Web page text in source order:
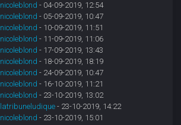
nicoleblond - 04-09-2019, 12:54
nicoleblond - 05-09-2019, 10:47
nicoleblond - 10-09-2019, 11:51
nicoleblond - 11-09-2019, 11:06
nicoleblond - 17-09-2019, 13:43
nicoleblond - 18-09-2019, 18:19
nicoleblond - 24-09-2019, 10:47
nicoleblond - 16-10-2019, 11:21
nicoleblond - 23-10-2019, 13:02
latribuneludique - 23-10-2019, 14:22
nicoleblond - 23-10-2019, 15:01